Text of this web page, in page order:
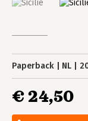
Paperback NL
€ 24,50